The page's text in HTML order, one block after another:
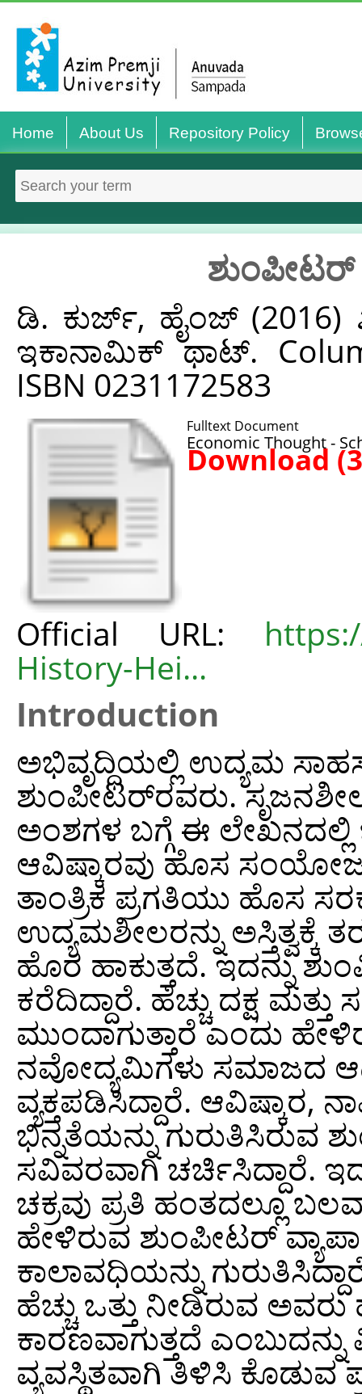
Home About Us Repository Policy
ಶುಂಪೀಟರ್
ಡಿ. ಕುರ್ಜ್, ಹೈಂಜ್(2016)
ಇಕಾನಾಮಿಕ್ ಥಾಟ್.
ISBN 0231172583
Fulltext Document
Economic Thought -
Download
Official URL:
History-Hei...
Introduction
ಅಭಿವೃದ್ಧಿಯಲ್ಲಿ ಉದ್ಯಮ
ಶುಂಪೀಟರ್‌ರವರು.
ಅಂಶಗಳ ಬಗ್ಗೆ ಈ ಲೇಖನದಲ್ಲಿ
ಆವಿಷ್ಕಾರವು ಹೊಸ
ತಾಂತ್ರಿಕ ಪ್ರಗತಿಯು ಹೊಸ
ಉದ್ಯಮಶೀಲರನ್ನು
ಹೊರ ಹಾಕುತ್ತದೆ. ಇದನ್ನು
ಕರೆದಿದ್ದಾರೆ. ಹೆಚ್ಚು ದಕ್ಷ
ಮುಂದಾಗುತ್ತಾರೆ ಎಂದು
ನವೋದ್ಯಮಿಗಳು ಸಮಾಜದ
ವ್ಯಕ್ತಪಡಿಸಿದ್ದಾರೆ. ಆವಿಷ್ಕಾರ,
ಭಿನ್ನತೆಯನ್ನು ಗುರುತಿಸಿರುವ
ಸವಿವರವಾಗಿ ಚರ್ಚಿಸಿದ್ದಾರೆ.
ಚಕ್ರವು ಪ್ರತಿ ಹಂತದಲ್ಲೂ
ಹೇಳಿರುವ ಶುಂಪೀಟರ್
ಕಾಲಾವಧಿಯನ್ನು
ಹೆಚ್ಚು ಒತ್ತು ನೀಡಿರುವ
ಕಾರಣವಾಗುತ್ತದೆ
ವ್ಯವಸ್ಥಿತವಾಗಿ ತಿಳಿಸಿ ಕೊಡುವ